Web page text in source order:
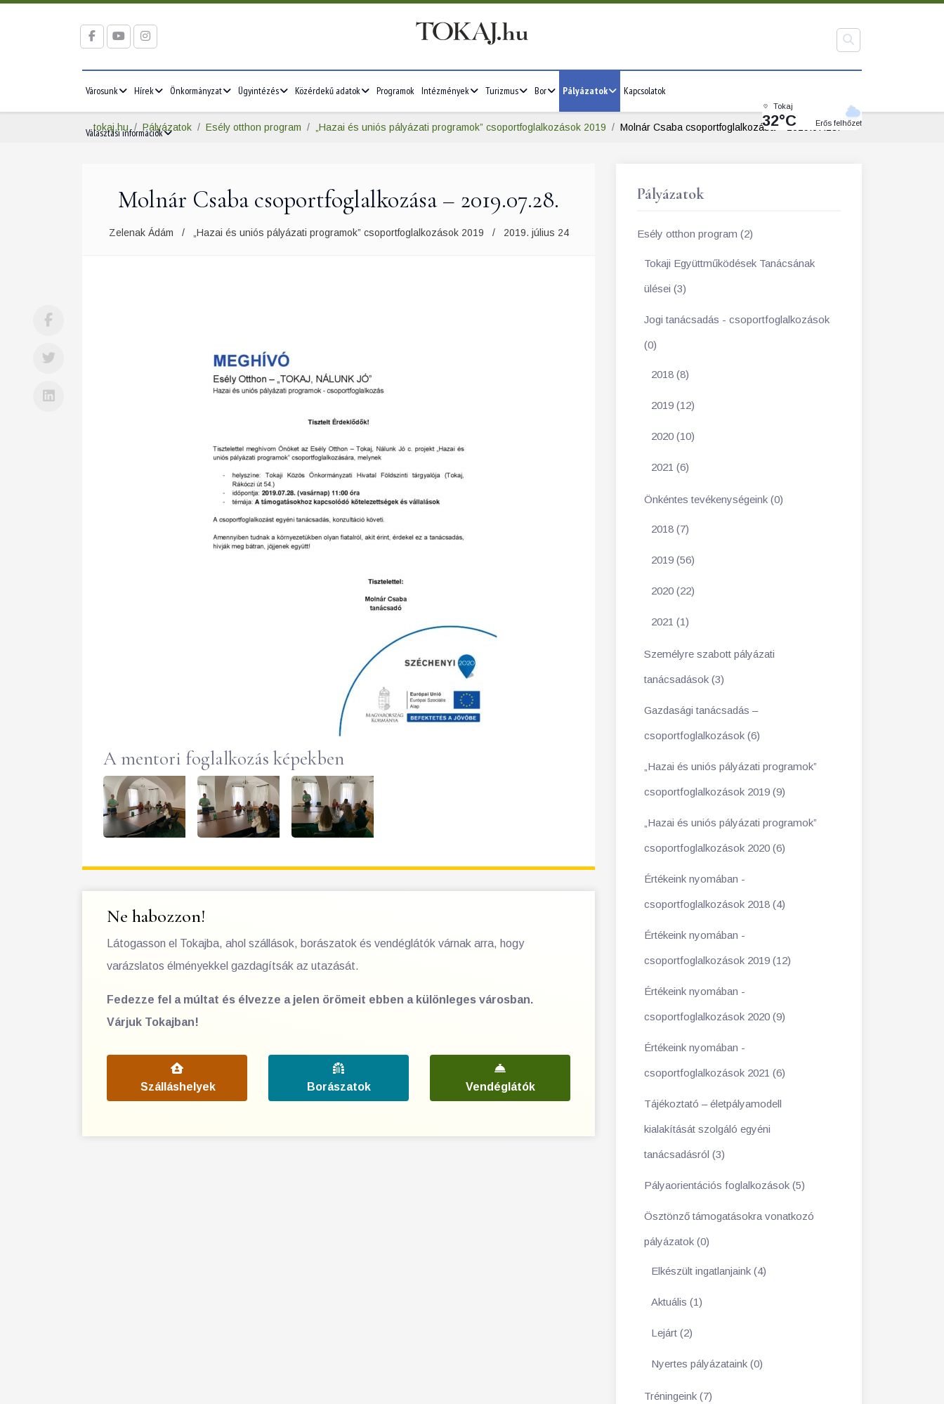
Városunk Hírek Önkormányzat Ügyintézés Közérdekű adatok Programok Intézmények Turizmus Bor Pályázatok Kapcsolatok
Választási információk
Tokaj
32°C Erős felhőzet
tokaj.hu Pályázatok Esély otthon program „Hazai és uniós pályázati programok” csoportfoglalkozások 2019 Molnár Csaba csoportfoglalkozása – 2019.07.28.
Molnár Csaba csoportfoglalkozása – 2019.07.28.
Zelenak Ádám „Hazai és uniós pályázati programok” csoportfoglalkozások 2019 2019. július 24
A mentori foglalkozás képekben
Ne habozzon!
Látogasson el Tokajba, ahol szállások, borászatok és vendéglátók várnak arra, hogy
varázslatos élményekkel gazdagítsák az utazását.
Fedezze fel a múltat és élvezze a jelen örömeit ebben a különleges városban.
Várjuk Tokajban!
Szálláshelyek Borászatok Vendéglátók
Pályázatok
Esély otthon program (2)
Tokaji Együttműködések Tanácsának
ülései (3)
Jogi tanácsadás - csoportfoglalkozások
(0)
2018 (8)
2019 (12)
2020 (10)
2021 (6)
Önkéntes tevékenységeink (0)
2018 (7)
2019 (56)
2020 (22)
2021 (1)
Személyre szabott pályázati
tanácsadások (3)
Gazdasági tanácsadás –
csoportfoglalkozások (6)
„Hazai és uniós pályázati programok”
csoportfoglalkozások 2019 (9)
„Hazai és uniós pályázati programok”
csoportfoglalkozások 2020 (6)
Értékeink nyomában -
csoportfoglalkozások 2018 (4)
Értékeink nyomában -
csoportfoglalkozások 2019 (12)
Értékeink nyomában -
csoportfoglalkozások 2020 (9)
Értékeink nyomában -
csoportfoglalkozások 2021 (6)
Tájékoztató – életpályamodell
kialakítását szolgáló egyéni
tanácsadásról (3)
Pályaorientációs foglalkozások (5)
Ösztönző támogatásokra vonatkozó
pályázatok (0)
Elkészült ingatlanjaink (4)
Aktuális (1)
Lejárt (2)
Nyertes pályázataink (0)
Tréningeink (7)